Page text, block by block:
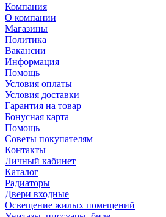
Компания
О компании
Магазины
Политика
Вакансии
Информация
Помощь
Условия оплаты
Условия доставки
Гарантия на товар
Бонусная карта
Помощь
Советы покупателям
Контакты
Личный кабинет
Каталог
Радиаторы
Двери входные
Освещение жилых помещений